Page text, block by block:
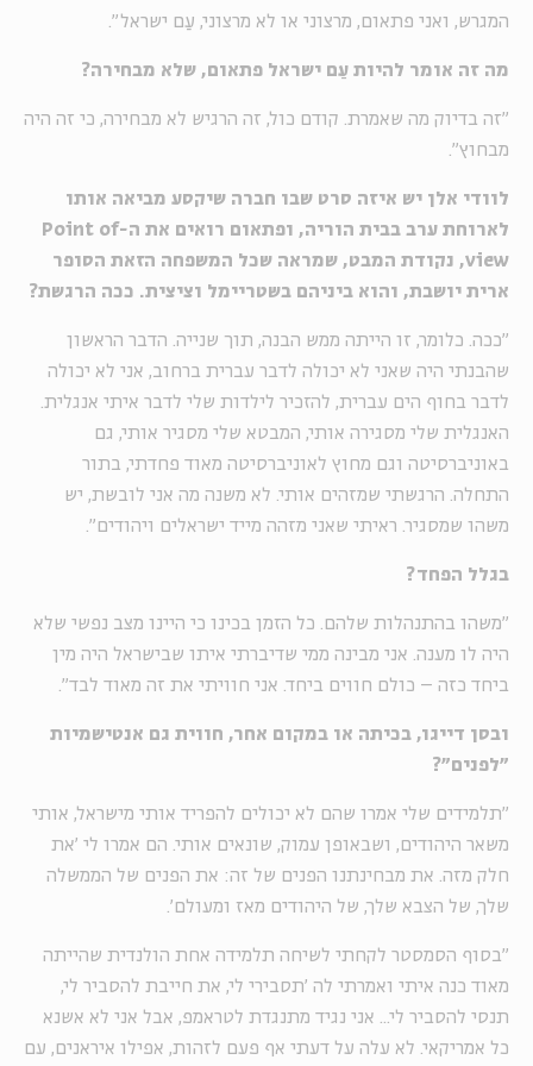
המגרש, ואני פתאום, מרצוני או לא מרצוני, עַם ישראל".
מה זה אומר להיות עַם ישראל פתאום, שלא מבחירה?
"זה בדיוק מה שאמרת. קודם כול, זה הרגיש לא מבחירה, כי זה היה
מבחוץ".
לוודי אלן יש איזה סרט שבו חברה שיקסע מביאה אותו
לארוחת ערב בבית הוריה, ופתאום רואים את ה-Point of
view, נקודת המבט, שמראה שכל המשפחה הזאת הסופר
ארית יושבת, והוא ביניהם בשטריימל וציצית. ככה הרגשת?
"ככה. כלומר, זו הייתה ממש הבנה, תוך שנייה. הדבר הראשון
שהבנתי היה שאני לא יכולה לדבר עברית ברחוב, אני לא יכולה
לדבר בחוף הים עברית, להזכיר לילדות שלי לדבר איתי אנגלית.
האנגלית שלי מסגירה אותי, המבטא שלי מסגיר אותי, גם
באוניברסיטה וגם מחוץ לאוניברסיטה מאוד פחדתי, בתור
התחלה. הרגשתי שמזהים אותי. לא משנה מה אני לובשת, יש
משהו שמסגיר. ראיתי שאני מזהה מייד ישראלים ויהודים".
בגלל הפחד?
"משהו בהתנהלות שלהם. כל הזמן בכינו כי היינו מצב נפשי שלא
היה לו מענה. אני מבינה ממי שדיברתי איתו שבישראל היה מין
ביחד כזה – כולם חווים ביחד. אני חוויתי את זה מאוד לבד".
ובסן דייגו, בכיתה או במקום אחר, חווית גם אנטישמיות
״לפנים״?
"תלמידים שלי אמרו שהם לא יכולים להפריד אותי מישראל, אותי
משאר היהודים, ושבאופן עמוק, שונאים אותי. הם אמרו לי 'את
חלק מזה. את מבחינתנו הפנים של זה: את הפנים של הממשלה
שלך, של הצבא שלך, של היהודים מאז ומעולם'.
"בסוף הסמסטר לקחתי לשיחה תלמידה אחת הולנדית שהייתה
מאוד כנה איתי ואמרתי לה 'תסבירי לי, את חייבת להסביר לי,
תנסי להסביר לי... אני נגיד מתנגדת לטראמפ, אבל אני לא אשנא
כל אמריקאי. לא עלה על דעתי אף פעם לזהות, אפילו איראנים, עם